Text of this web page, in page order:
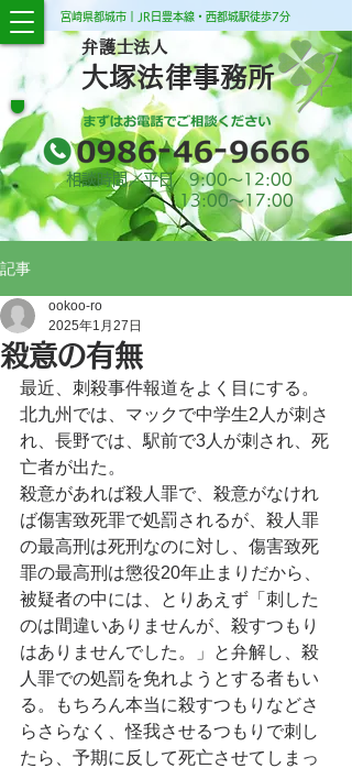
宮崎県都城市｜JR日豊本線・西都城駅徒歩7分
弁護士法人
大塚法律事務所
相談時間／平日 9:00​～12:00
13:00​～17:00
記事
殺意の有無
ookoo-ro
2025年1月27日
最近、刺殺事件報道をよく目にする。
北九州では、マックで中学生2人が刺さ
れ、長野では、駅前で3人が刺され、死
亡者が出た。
殺意があれば殺人罪で、殺意がなけれ
ば傷害致死罪で処罰されるが、殺人罪
の最高刑は死刑なのに対し、傷害致死
罪の最高刑は懲役20年止まりだから、
被疑者の中には、とりあえず「刺した
のは間違いありませんが、殺すつもり
はありませんでした。」と弁解し、殺
人罪での処罰を免れようとする者もい
る。もちろん本当に殺すつもりなどさ
らさらなく、怪我させるつもりで刺し
たら、予期に反して死亡させてしまっ